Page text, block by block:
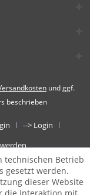
und ggf.
beschrieben
--> Login
technischen Betrieb
gesetzt werden.
dieser Website